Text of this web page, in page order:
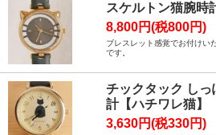
スケルトン猫腕時
8,800円(税800円)
ブレスレット感覚でお付けい
です。
チックタック し
計【ハチワレ猫】
3,630円(税330円)